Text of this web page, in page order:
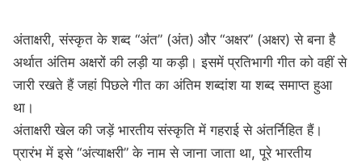
अंताक्षरी, संस्कृत के शब्द “अंत” (अंत) और “अक्षर” (अक्षर) से बना है
अर्थात अंतिम अक्षरों की लड़ी या कड़ी। इसमें प्रतिभागी गीत को वहीं से
जारी रखते हैं जहां पिछले गीत का अंतिम शब्दांश या शब्द समाप्त हुआ
था।
अंताक्षरी खेल की जड़ें भारतीय संस्कृति में गहराई से अंतर्निहित हैं।
प्रारंभ में इसे “अंत्याक्षरी” के नाम से जाना जाता था, पूरे भारतीय